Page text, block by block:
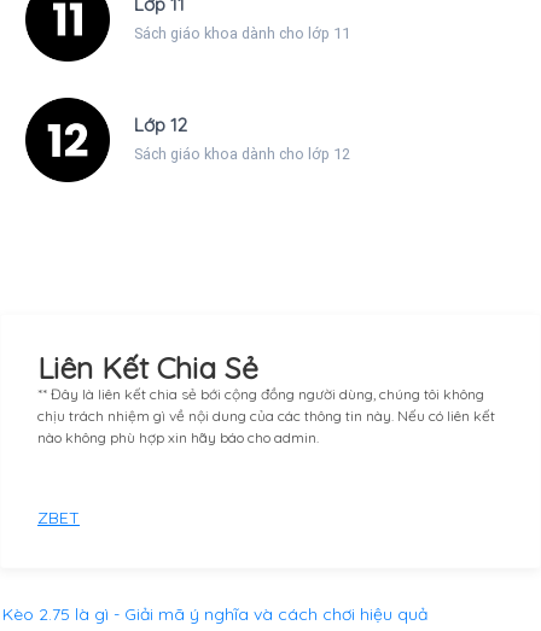
Sách giáo khoa dành cho lớp 11
Lớp 12
Sách giáo khoa dành cho lớp 12
Liên Kết Chia Sẻ
** Đây là liên kết chia sẻ bới cộng đồng người dùng, chúng tôi không
chịu trách nhiệm gì về nội dung của các thông tin này. Nếu có liên kết
nào không phù hợp xin hãy báo cho admin.
ZBET
Kèo 2.75 là gì - Giải mã ý nghĩa và cách chơi hiệu quả